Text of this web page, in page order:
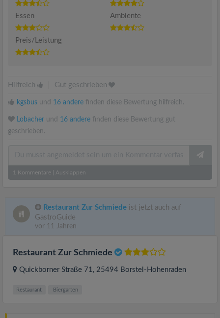
Essen Ambiente
Preis/Leistung
Hilfreich Gut geschrieben
kgsbus und 16 andere finden diese Bewertung hilfreich.
Lobacher und 16 andere finden diese Bewertung gut
geschrieben.
1 Kommentare Ausklappen
Restaurant Zur Schmiede ist jetzt auch auf
GastroGuide
vor 11 Jahren
Restaurant Zur Schmiede
Quickborner Straße 71 , 25494 Borstel-Hohenraden
Restaurant Biergarten